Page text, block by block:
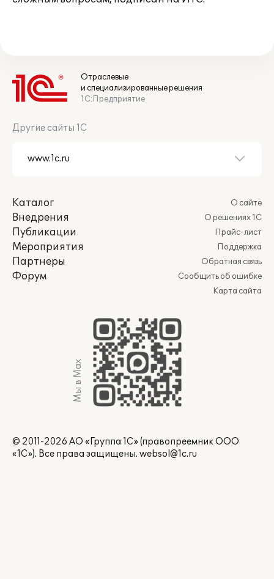
Отраслевые
и специализированные решения
1С:Предприятие
Другие сайты 1С
Каталог
Внедрения
Публикации
Мероприятия
Партнеры
Форум
О сайте
О решениях 1С
Прайс-лист
Поддержка
Обратная связь
Сообщить об ошибке
Карта сайта
Мы в Max
© 2011-2026 АО «Группа 1С» (правопреемник ООО
«1С»). Все права защищены. websol@1c.ru